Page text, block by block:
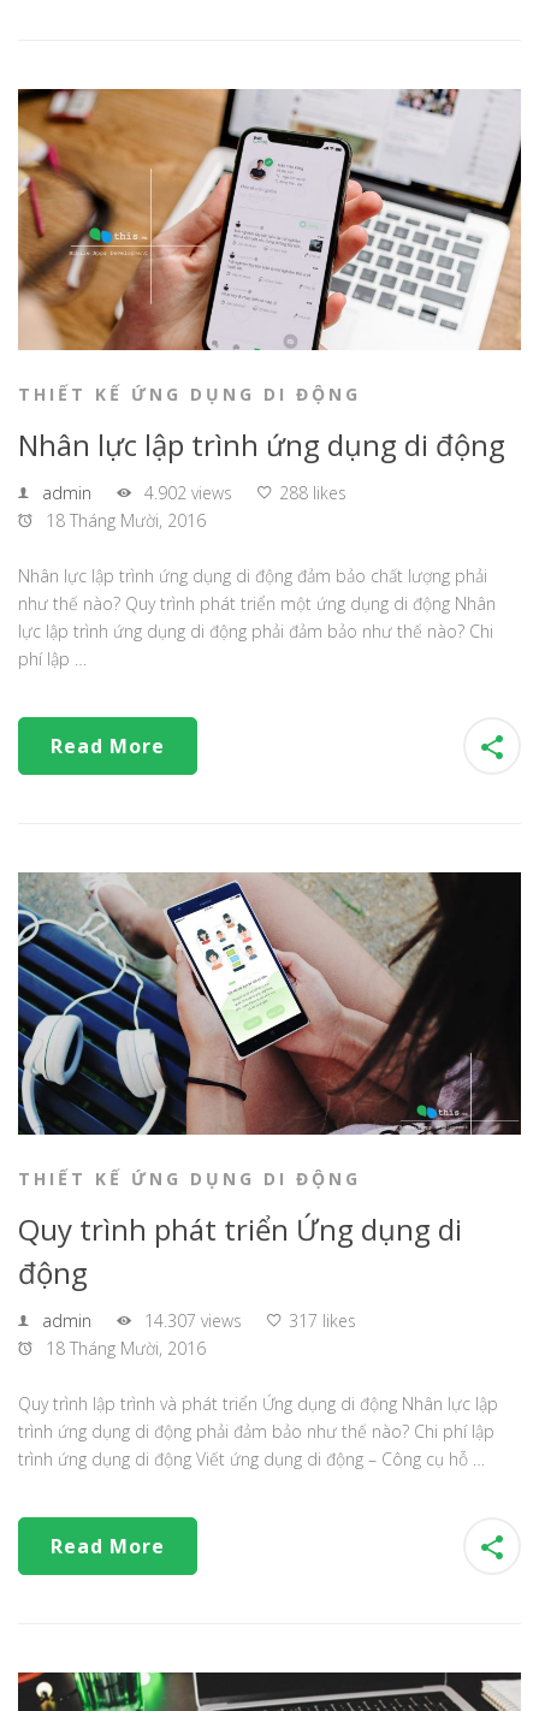
THIẾT KẾ ỨNG DỤNG DI ĐỘNG
Nhân lực lập trình ứng dụng di động
admin 4.902 views
288 likes
18 Tháng Mười, 2016
Nhân lực lập trình ứng dụng di động đảm bảo chất lượng phải
như thế nào? Quy trình phát triển một ứng dụng di động Nhân
lực lập trình ứng dụng di động phải đảm bảo như thế nào? Chi
phí lập …
Read More
THIẾT KẾ ỨNG DỤNG DI ĐỘNG
Quy trình phát triển Ứng dụng di
động
admin 14.307 views
317 likes
18 Tháng Mười, 2016
Quy trình lập trình và phát triển Ứng dụng di động Nhân lực lập
trình ứng dụng di động phải đảm bảo như thế nào? Chi phí lập
trình ứng dụng di động Viết ứng dụng di động – Công cụ hỗ …
Read More